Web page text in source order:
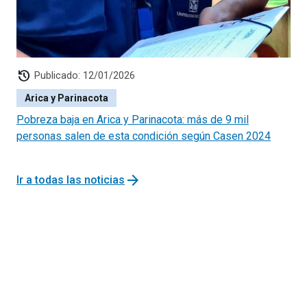
history Publicado: 12/01/2026
Arica y Parinacota
Pobreza baja en Arica y Parinacota: más de 9 mil
personas salen de esta condición según Casen 2024
Ir a todas las noticias arrow_forward